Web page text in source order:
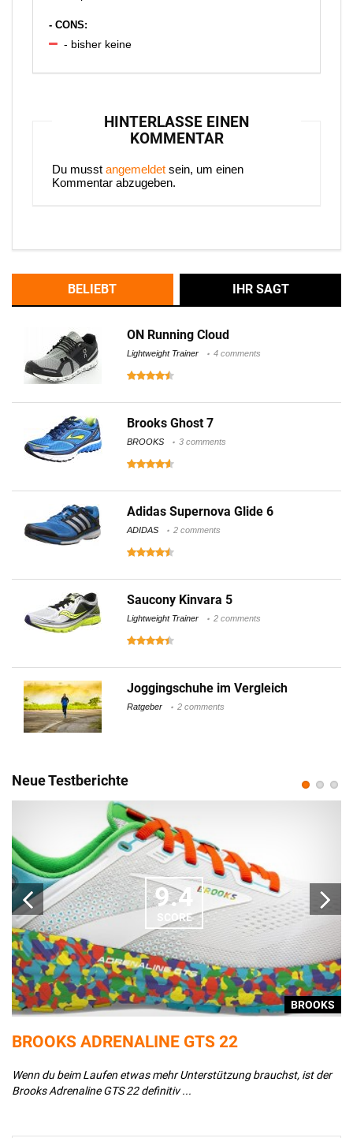
- CONS:
- bisher keine
HINTERLASSE EINEN
KOMMENTAR
Du musst angemeldet sein, um einen
Kommentar abzugeben.
BELIEBT IHR SAGT
ON Running Cloud
Lightweight Trainer 4 comments
Brooks Ghost 7
BROOKS 3 comments
Adidas Supernova Glide 6
ADIDAS 2 comments
Saucony Kinvara 5
Lightweight Trainer 2 comments
Joggingschuhe im Vergleich
Ratgeber 2 comments
Neue Testberichte
9.4
SCORE
BROOKS
BROOKS ADRENALINE GTS 22
Wenn du beim Laufen etwas mehr Unterstützung brauchst, ist der
Brooks Adrenaline GTS 22 definitiv ...